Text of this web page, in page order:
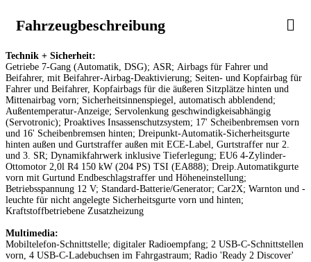
Fahrzeugbeschreibung
Technik + Sicherheit:
Getriebe 7-Gang (Automatik, DSG); ASR; Airbags für Fahrer und
Beifahrer, mit Beifahrer-Airbag-Deaktivierung; Seiten- und Kopfairbag für
Fahrer und Beifahrer, Kopfairbags für die äußeren Sitzplätze hinten und
Mittenairbag vorn; Sicherheitsinnenspiegel, automatisch abblendend;
Außentemperatur-Anzeige; Servolenkung geschwindigkeisabhängig
(Servotronic); Proaktives Insassenschutzsystem; 17' Scheibenbremsen vorn
und 16' Scheibenbremsen hinten; Dreipunkt-Automatik-Sicherheitsgurte
hinten außen und Gurtstraffer außen mit ECE-Label, Gurtstraffer nur 2.
und 3. SR; Dynamikfahrwerk inklusive Tieferlegung; EU6 4-Zylinder-
Ottomotor 2,0l R4 150 kW (204 PS) TSI (EA888); Dreip.Automatikgurte
vorn mit Gurtund Endbeschlagstraffer und Höheneinstellung;
Betriebsspannung 12 V; Standard-Batterie/Generator; Car2X; Warnton und -
leuchte für nicht angelegte Sicherheitsgurte vorn und hinten;
Kraftstoffbetriebene Zusatzheizung
Multimedia:
Mobiltelefon-Schnittstelle; digitaler Radioempfang; 2 USB-C-Schnittstellen
vorn, 4 USB-C-Ladebuchsen im Fahrgastraum; Radio 'Ready 2 Discover'